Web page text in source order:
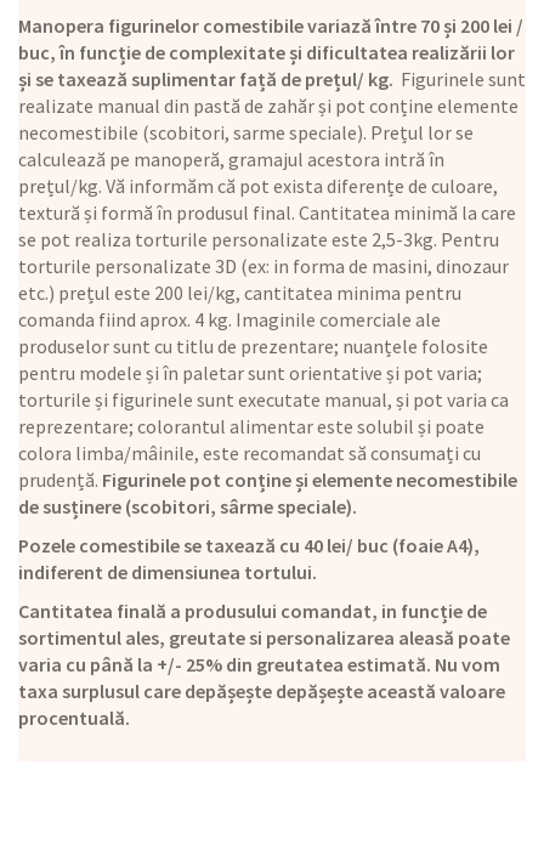
Manopera figurinelor comestibile variază între 70 și 200 lei /
buc, în funcție de complexitate și dificultatea realizării lor
și se taxează suplimentar față de prețul/ kg. Figurinele sunt
realizate manual din pastă de zahăr și pot conține elemente
necomestibile (scobitori, sarme speciale). Prețul lor se
calculează pe manoperă, gramajul acestora intră în
prețul/kg. Vă informăm că pot exista diferențe de culoare,
textură și formă în produsul final. Cantitatea minimă la care
se pot realiza torturile personalizate este 2,5-3kg. Pentru
torturile personalizate 3D (ex: in forma de masini, dinozaur
etc.) prețul este 200 lei/kg, cantitatea minima pentru
comanda fiind aprox. 4 kg. Imaginile comerciale ale
produselor sunt cu titlu de prezentare; nuanțele folosite
pentru modele și în paletar sunt orientative și pot varia;
torturile și figurinele sunt executate manual, și pot varia ca
reprezentare; colorantul alimentar este solubil și poate
colora limba/mâinile, este recomandat să consumați cu
prudență. Figurinele pot conține și elemente necomestibile
de susținere (scobitori, sârme speciale).
Pozele comestibile se taxează cu 40 lei/ buc (foaie A4),
indiferent de dimensiunea tortului.
Cantitatea finală a produsului comandat, in funcție de
sortimentul ales, greutate si personalizarea aleasă poate
varia cu până la +/- 25% din greutatea estimată. Nu vom
taxa surplusul care depășește depășește această valoare
procentuală.